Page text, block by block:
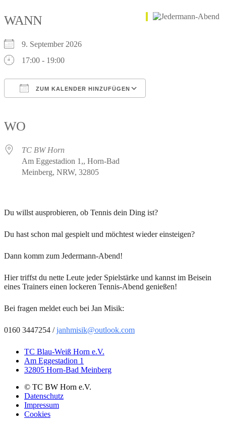
WANN
9. September 2026
17:00 - 19:00
ZUM KALENDER HINZUFÜGEN
WO
TC BW Horn
Am Eggestadion 1,, Horn-Bad
Meinberg, NRW, 32805
Du willst ausprobieren, ob Tennis dein Ding ist?
Du hast schon mal gespielt und möchtest wieder einsteigen?
Dann komm zum Jedermann-Abend!
Hier triffst du nette Leute jeder Spielstärke und kannst im Beisein
eines Trainers einen lockeren Tennis-Abend genießen!
Bei fragen meldet euch bei Jan Misik:
0160 3447254 /janhmisik@outlook.com
TC Blau-Weiß Horn e.V.
Am Eggestadion 1
32805 Horn-Bad Meinberg
© TC BW Horn e.V.
Datenschutz
Impressum
Cookies